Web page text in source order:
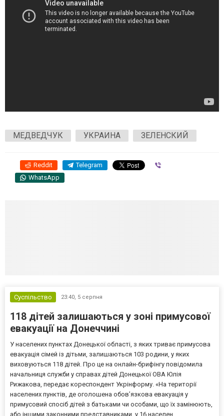
МЕДВЕДЧУК УКРАИНА ЗЕЛЕНСКИЙ
Reddit Telegram
WhatsApp
Суспільство 23:40, 5 серпня
118 дітей залишаються у зоні примусової
евакуації на Донеччині
У населених пунктах Донецької області, з яких триває примусова
евакуація сімей із дітьми, залишаються 103 родини, у яких
виховуються 118 дітей. Про це на онлайн-брифінгу повідомила
начальниця служби у справах дітей Донецької ОВА Юлія
Рижакова, передає кореспондент Укрінформу. «На території
населених пунктів, де оголошена обов’язкова евакуація у
примусовий спосіб дітей з батьками чи особами, що їх замінюють,
або іншими законними представниками, у 16 населен...